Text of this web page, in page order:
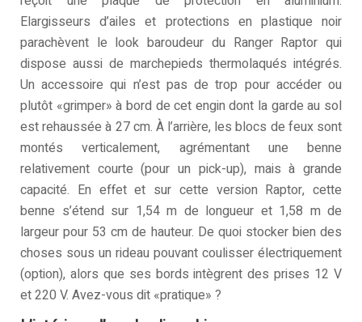
Elargisseurs d’ailes et protections en plastique noir
parachèvent le look baroudeur du Ranger Raptor qui
dispose aussi de marchepieds thermolaqués intégrés.
Un accessoire qui n’est pas de trop pour accéder ou
plutôt «grimper» à bord de cet engin dont la garde au sol
est rehaussée à 27 cm. À l’arrière, les blocs de feux sont
montés verticalement, agrémentant une benne
relativement courte (pour un pick-up), mais à grande
capacité. En effet et sur cette version Raptor, cette
benne s’étend sur 1,54 m de longueur et 1,58 m de
largeur pour 53 cm de hauteur. De quoi stocker bien des
choses sous un rideau pouvant coulisser électriquement
(option), alors que ses bords intègrent des prises 12 V
et 220 V. Avez-vous dit «pratique» ?